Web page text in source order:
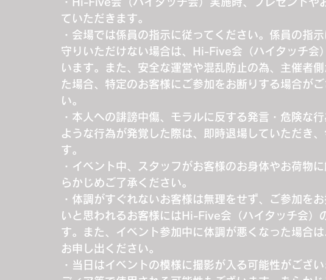
ていただきます。
・会場では係員の指示に従ってください。係員の指
守りいただけない場合は、Hi-Five会（ハイタッチ会
います。また、安全な運営や混乱防止の為、主催者
た場合、特定のお客様にご参加をお断りする場合が
い。
・本人への誹謗中傷、モラルに反する発言・危険な
ような行為が発覚した際は、即時退場していただき
す。
・イベント中、スタッフがお客様のお身体やお荷物
らかじめご了承ください。
・体調がすぐれないお客様は無理をせず、ご参加を
いと思われるお客様にはHi-Five会（ハイタッチ会）
す。また、イベント参加中に体調が悪くなった場合
お申し出ください。
・当日はイベントの模様に撮影が入る可能性がござ